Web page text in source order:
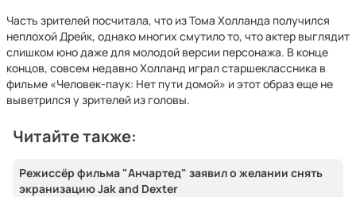
Часть зрителей посчитала, что из Тома Холланда получился
неплохой Дрейк, однако многих смутило то, что актер выглядит
слишком юно даже для молодой версии персонажа. В конце
концов, совсем недавно Холланд играл старшеклассника в
фильме «Человек-паук: Нет пути домой» и этот образ еще не
выветрился у зрителей из головы.
Читайте также:
Режиссёр фильма "Анчартед" заявил о желании снять
экранизацию Jak and Dexter